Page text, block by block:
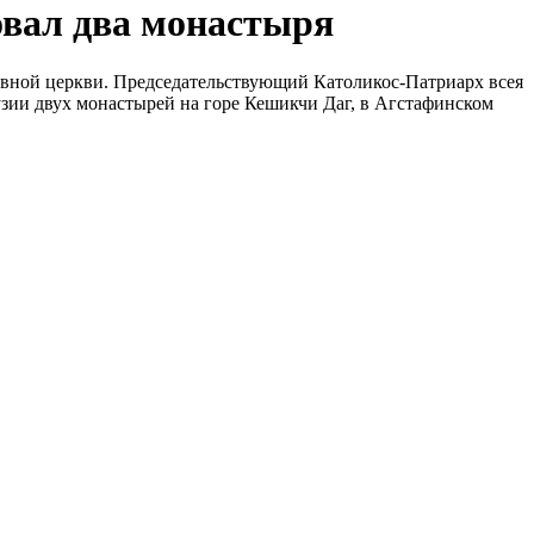
два монастыря
церкви. Председательствующий Католикос-Патриарх всея
двух монастырей на горе Кешикчи Даг, в Агстафинском